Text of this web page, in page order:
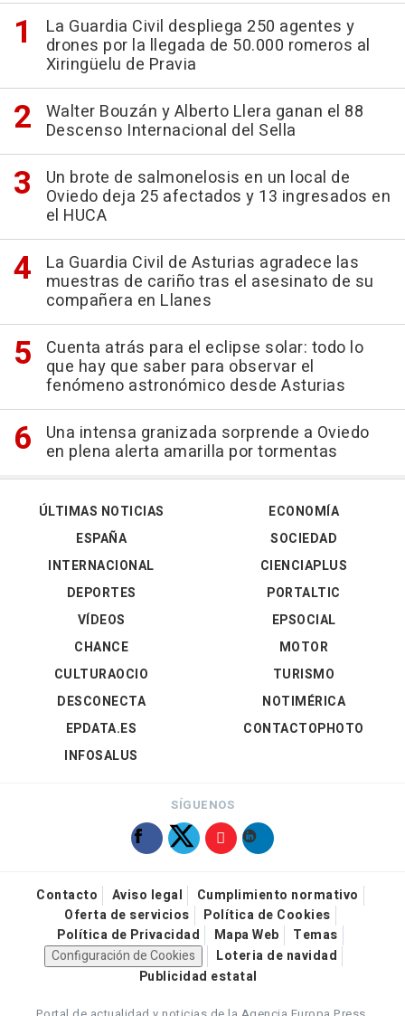
La Guardia Civil despliega 250 agentes y
drones por la llegada de 50.000 romeros al
Xiringüelu de Pravia
Walter Bouzán y Alberto Llera ganan el 88
Descenso Internacional del Sella
Un brote de salmonelosis en un local de
Oviedo deja 25 afectados y 13 ingresados en
el HUCA
La Guardia Civil de Asturias agradece las
muestras de cariño tras el asesinato de su
compañera en Llanes
Cuenta atrás para el eclipse solar: todo lo
que hay que saber para observar el
fenómeno astronómico desde Asturias
Una intensa granizada sorprende a Oviedo
en plena alerta amarilla por tormentas
ÚLTIMAS NOTICIAS
ESPAÑA
INTERNACIONAL
DEPORTES
VÍDEOS
ECONOMÍA
SOCIEDAD
CIENCIAPLUS
PORTALTIC
EPSOCIAL
CHANCE
CULTURAOCIO
DESCONECTA
EPDATA.ES
INFOSALUS
MOTOR
TURISMO
NOTIMÉRICA
CONTACTOPHOTO
SÍGUENOS
Contacto Aviso legal
Cumplimiento normativo
Oferta de servicios
Política de Cookies
Política de Privacidad
Mapa Web
Temas
Configuración de Cookies
Loteria de navidad
Publicidad estatal